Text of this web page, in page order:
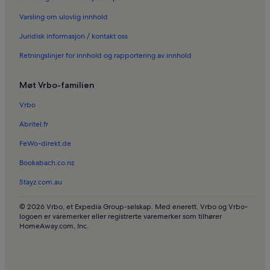
Ferieboliger i Le Suquet
Ferieboliger i Juan-les-Pins
Ferieboliger i Les Termes
Hus i Nice
Leiligheter i Cannes Pays de Lérins
Resorter i Côte d'Azur
Varsling om ulovlig innhold
Juridisk informasjon / kontakt oss
Retningslinjer for innhold og rapportering av innhold
Møt Vrbo-familien
Vrbo
Abritel.fr
FeWo-direkt.de
Bookabach.co.nz
Stayz.com.au
© 2026 Vrbo, et Expedia Group-selskap. Med enerett. Vrbo og Vrbo-
logoen er varemerker eller registrerte varemerker som tilhører
HomeAway.com, Inc.